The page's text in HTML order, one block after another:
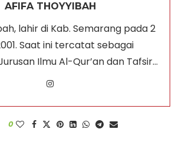
AFIFA THOYYIBAH
lahir di Kab. Semarang pada 2
Saat ini tercatat sebagai
Ilmu Al-Qur’an dan Tafsir
Kalijaga Yogyakarta. Afifa
dan Angggota Magang LPM
meraih prestasi sebagai juara 1
0